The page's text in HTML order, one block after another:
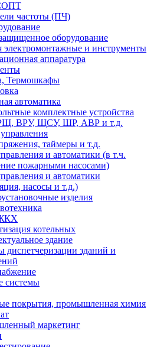
частоты (ПЧ)
оборудование
электромонтажные и инструменты
аппаратура
Термошкафы
автоматика
комплектные устройства
ВРУ, ЩСУ, ШР, АВР и т.д.
таймеры и т.д.
и автоматики (в т.ч.
пожарными насосами)
и автоматики
насосы и т.д.)
изделия
котельных
здание
диспетчеризации зданий и
системы
покрытия, промышленная химия
маркетинг